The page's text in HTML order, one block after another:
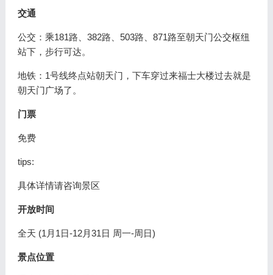
交通
公交：乘181路、382路、503路、871路至朝天门公交枢纽
站下，步行可达。
地铁：1号线终点站朝天门，下车穿过来福士大楼过去就是
朝天门广场了。
门票
免费
tips:
具体详情请咨询景区
开放时间
全天 (1月1日-12月31日 周一-周日)
景点位置